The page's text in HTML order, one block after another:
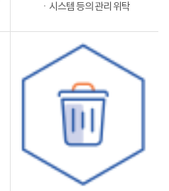
ㆍ시스템 등의 관리 위탁